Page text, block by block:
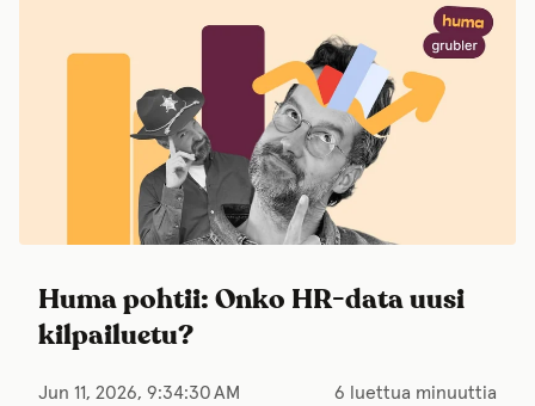
Huma pohtii: Onko HR-data uusi
kilpailuetu?
Jun 11, 2026, 9:34:30 AM 6 luettua minuuttia